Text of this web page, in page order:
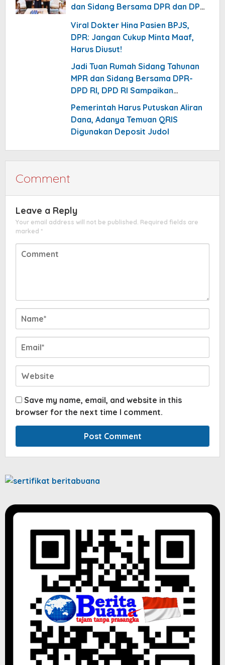
dan Sidang Bersama DPR dan DPD
Viral Dokter Hina Pasien BPJS,
DPR: Jangan Cukup Minta Maaf,
Harus Diusut!
Jadi Tuan Rumah Sidang Tahunan
MPR dan Sidang Bersama DPR-
DPD RI, DPD RI Sampaikan
Undangan ke Kediaman Jusuf Kalla
Pemerintah Harus Putuskan Aliran
Dana, Adanya Temuan QRIS
Digunakan Deposit Judol
Comment
Leave a Reply
Your email address will not be published. Required fields are
marked *
Save my name, email, and website in this
browser for the next time I comment.